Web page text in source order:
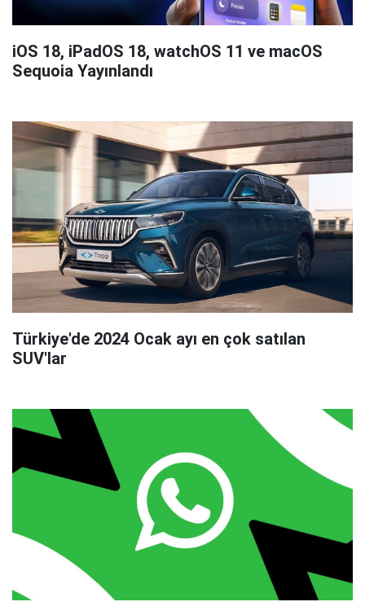
iOS 18, iPadOS 18, watchOS 11 ve macOS
Sequoia Yayınlandı
Türkiye'de 2024 Ocak ayı en çok satılan
SUV'lar